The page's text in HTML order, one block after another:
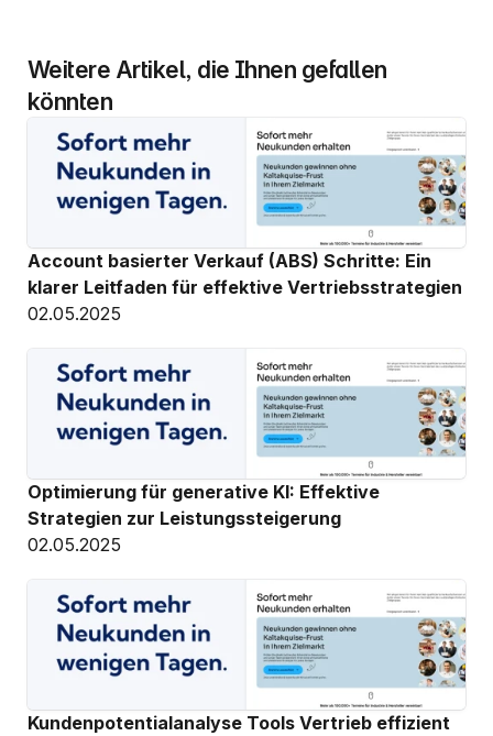
Weitere Artikel, die Ihnen gefallen
könnten
Account basierter Verkauf (ABS) Schritte: Ein
klarer Leitfaden für effektive Vertriebsstrategien
02.05.2025
Optimierung für generative KI: Effektive
Strategien zur Leistungssteigerung
02.05.2025
Kundenpotentialanalyse Tools Vertrieb effizient